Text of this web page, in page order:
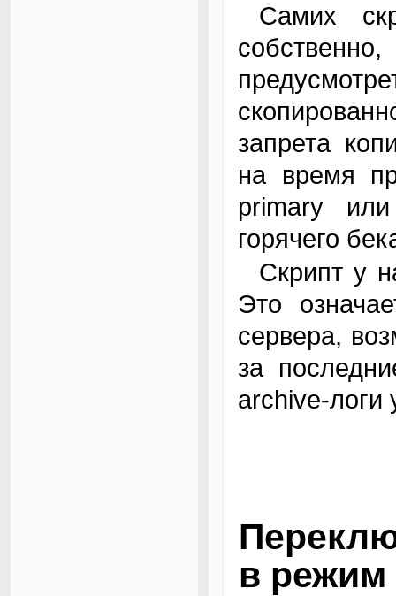
Самих скриптов не выкладываю. В них,
запрета
на время
primary
горячего
Скрипт у нас запускается каждые пять минут.
Это
сервера,
за
archive-логи
в режим